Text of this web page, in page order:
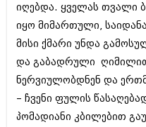
ოქტომბერი 2012
სექტემბერი 2012
ივლისი 2012
ივნისი 2012 (282)
მაისი 2012 (240)
მარტი 2012 (259)
თებერვალი 2012
იღებდა. ყველას თვალი
იყო მიმართული,
მისი ქმარი უნდა
და გაბადრული
ნერვიულობდნენ და
– ჩვენი ფულის
პომადიანი კბილებით